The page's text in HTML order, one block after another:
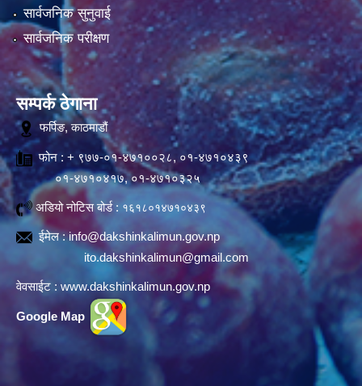
सार्वजनिक सुनुवाई
सार्वजनिक परीक्षण
सम्पर्क ठेगाना
फर्पिङ, काठमाडौं
फोन : + ९७७-०१-४७१००२८, ०१-४७१०४३९
०१-४७१०४१७, ०१-४७१०३२५
अडियो नोटिस बोर्ड : १६१८०१४७१०४३९
ईमेल :info@dakshinkalimun.gov.np
ito.dakshinkalimun@gmail.com
वेवसाईट : www.dakshinkalimun.gov.np
Google Map